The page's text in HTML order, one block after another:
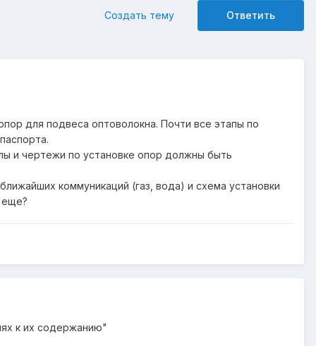
Ответить
Создать тему
для подвеса оптоволокна. Почти все этапы по
и чертежи по установке опор должны быть
коммуникаций (газ, вода) и схема установки
еще?
к их содержанию"